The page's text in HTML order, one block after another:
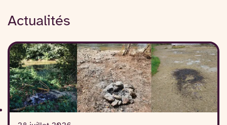
Actualités